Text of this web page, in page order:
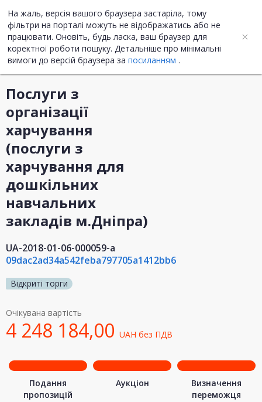
На жаль, версія вашого браузера застаріла, тому
фільтри на порталі можуть не відображатись або не
працювати. Оновіть, будь ласка, ваш браузер для
коректної роботи пошуку. Детальніше про мінімальні
вимоги до версій браузера за посиланням .
UA ENG
Інформація про закупівлю
Послуги з
організації
харчування
(послуги з
харчування для
дошкільних
навчальних
закладів м.Дніпра)
UA-2018-01-06-000059-a
09dac2ad34a542feba797705a1412bb6
Відкриті торги
Очікувана вартість
4 248 184,00 UAH без ПДВ
Подання
пропозицій
Аукціон
Визначення
переможця